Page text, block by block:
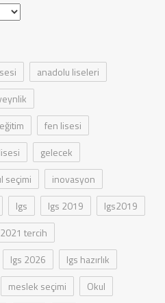
anadolu liseleri
eğitim
fen lisesi
gelecek
seçimi
inovasyon
lgs lgs 2019
lgs2019
tercih
lgs 2026
lgs hazırlık
meslek seçimi
Okul